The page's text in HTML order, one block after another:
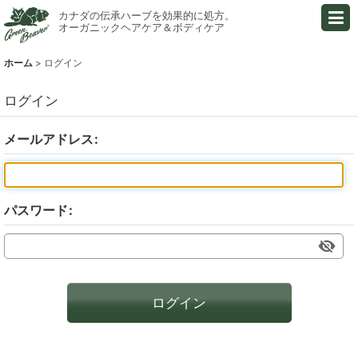
カナダの伝承ハーブを効果的に処方。
オーガニックヘアケア＆ボディケア
ホーム > ログイン
ログイン
メールアドレス:
パスワード:
ログイン